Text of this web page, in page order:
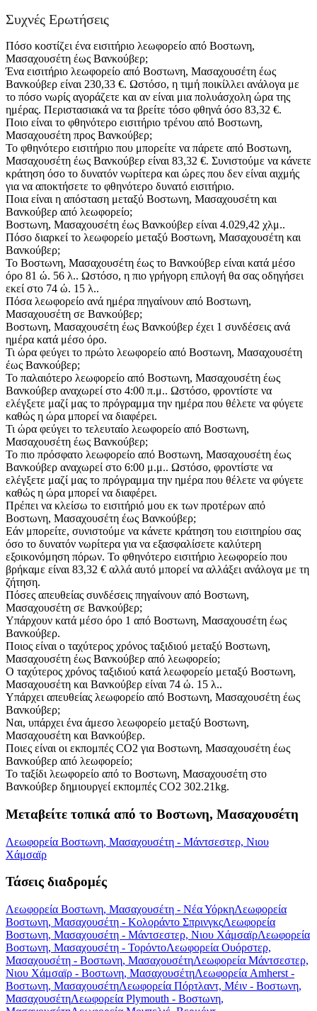
Συχνές Ερωτήσεις
Πόσο κοστίζει ένα εισιτήριο λεωφορείο από Βοστωνη,
Μασαχουσέτη έως Βανκούβερ;
Ένα εισιτήριο λεωφορείο από Βοστωνη, Μασαχουσέτη έως
Βανκούβερ είναι 230,33 €. Ωστόσο, η τιμή ποικίλλει ανάλογα με
το πόσο νωρίς αγοράζετε και αν είναι μια πολυάσχολη ώρα της
ημέρας. Περιστασιακά να τα βρείτε τόσο φθηνά όσο 83,32 €.
Ποιο είναι το φθηνότερο εισιτήριο τρένου από Βοστωνη,
Μασαχουσέτη προς Βανκούβερ;
Το φθηνότερο εισιτήριο που μπορείτε να πάρετε από Βοστωνη,
Μασαχουσέτη έως Βανκούβερ είναι 83,32 €. Συνιστούμε να κάνετε
κράτηση όσο το δυνατόν νωρίτερα και ώρες που δεν είναι αιχμής
για να αποκτήσετε το φθηνότερο δυνατό εισιτήριο.
Ποια είναι η απόσταση μεταξύ Βοστωνη, Μασαχουσέτη και
Βανκούβερ από λεωφορείο;
Βοστωνη, Μασαχουσέτη έως Βανκούβερ είναι 4.029,42 χλμ..
Πόσο διαρκεί το λεωφορείο μεταξύ Βοστωνη, Μασαχουσέτη και
Βανκούβερ;
Το Βοστωνη, Μασαχουσέτη έως το Βανκούβερ είναι κατά μέσο
όρο 81 ώ. 56 λ.. Ωστόσο, η πιο γρήγορη επιλογή θα σας οδηγήσει
εκεί στο 74 ώ. 15 λ..
Πόσα λεωφορείο ανά ημέρα πηγαίνουν από Βοστωνη,
Μασαχουσέτη σε Βανκούβερ;
Βοστωνη, Μασαχουσέτη έως Βανκούβερ έχει 1 συνδέσεις ανά
ημέρα κατά μέσο όρο.
Τι ώρα φεύγει το πρώτο λεωφορείο από Βοστωνη, Μασαχουσέτη
έως Βανκούβερ;
Το παλαιότερο λεωφορείο από Βοστωνη, Μασαχουσέτη έως
Βανκούβερ αναχωρεί στο 4:00 π.μ.. Ωστόσο, φροντίστε να
ελέγξετε μαζί μας το πρόγραμμα την ημέρα που θέλετε να φύγετε
καθώς η ώρα μπορεί να διαφέρει.
Τι ώρα φεύγει το τελευταίο λεωφορείο από Βοστωνη,
Μασαχουσέτη έως Βανκούβερ;
Το πιο πρόσφατο λεωφορείο από Βοστωνη, Μασαχουσέτη έως
Βανκούβερ αναχωρεί στο 6:00 μ.μ.. Ωστόσο, φροντίστε να
ελέγξετε μαζί μας το πρόγραμμα την ημέρα που θέλετε να φύγετε
καθώς η ώρα μπορεί να διαφέρει.
Πρέπει να κλείσω το εισιτήριό μου εκ των προτέρων από
Βοστωνη, Μασαχουσέτη έως Βανκούβερ;
Εάν μπορείτε, συνιστούμε να κάνετε κράτηση του εισιτηρίου σας
όσο το δυνατόν νωρίτερα για να εξασφαλίσετε καλύτερη
εξοικονόμηση πόρων. Το φθηνότερο εισιτήριο λεωφορείο που
βρήκαμε είναι 83,32 € αλλά αυτό μπορεί να αλλάξει ανάλογα με τη
ζήτηση.
Πόσες απευθείας συνδέσεις πηγαίνουν από Βοστωνη,
Μασαχουσέτη σε Βανκούβερ;
Υπάρχουν κατά μέσο όρο 1 από Βοστωνη, Μασαχουσέτη έως
Βανκούβερ.
Ποιος είναι ο ταχύτερος χρόνος ταξιδιού μεταξύ Βοστωνη,
Μασαχουσέτη έως Βανκούβερ από λεωφορείο;
Ο ταχύτερος χρόνος ταξιδιού κατά λεωφορείο μεταξύ Βοστωνη,
Μασαχουσέτη και Βανκούβερ είναι 74 ώ. 15 λ..
Υπάρχει απευθείας λεωφορείο από Βοστωνη, Μασαχουσέτη έως
Βανκούβερ;
Ναι, υπάρχει ένα άμεσο λεωφορείο μεταξύ Βοστωνη,
Μασαχουσέτη και Βανκούβερ.
Ποιες είναι οι εκπομπές CO2 για Βοστωνη, Μασαχουσέτη έως
Βανκούβερ από λεωφορείο;
Το ταξίδι λεωφορείο από το Βοστωνη, Μασαχουσέτη στο
Βανκούβερ δημιουργεί εκπομπές CO2 302.21kg.
Μεταβείτε τοπικά από το Βοστωνη, Μασαχουσέτη
Λεωφορεία Βοστωνη, Μασαχουσέτη - Μάντσεστερ, Νιου
Χάμσαϊρ
Τάσεις διαδρομές
Λεωφορεία Βοστωνη, Μασαχουσέτη - Νέα ΥόρκηΛεωφορεία
Βοστωνη, Μασαχουσέτη - Κολοράντο ΣπρινγκςΛεωφορεία
Βοστωνη, Μασαχουσέτη - Μάντσεστερ, Νιου ΧάμσαϊρΛεωφορεία
Βοστωνη, Μασαχουσέτη - ΤορόντοΛεωφορεία Ουόρστερ,
Μασαχουσέτη - Βοστωνη, ΜασαχουσέτηΛεωφορεία Μάντσεστερ,
Νιου Χάμσαϊρ - Βοστωνη, ΜασαχουσέτηΛεωφορεία Amherst -
Βοστωνη, ΜασαχουσέτηΛεωφορεία Πόρτλαντ, Μέιν - Βοστωνη,
ΜασαχουσέτηΛεωφορεία Plymouth - Βοστωνη,